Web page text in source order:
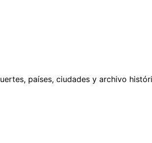
países, ciudades y archivo